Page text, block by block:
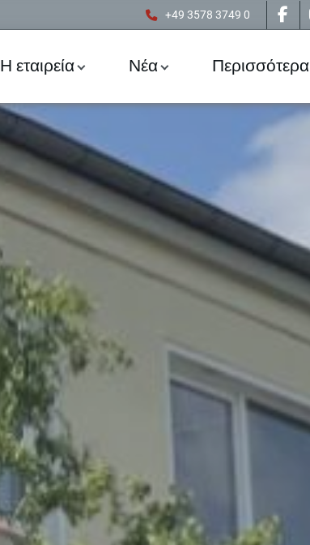
+49 3578 3749 0
Η εταιρεία Νέα Περισσότερα